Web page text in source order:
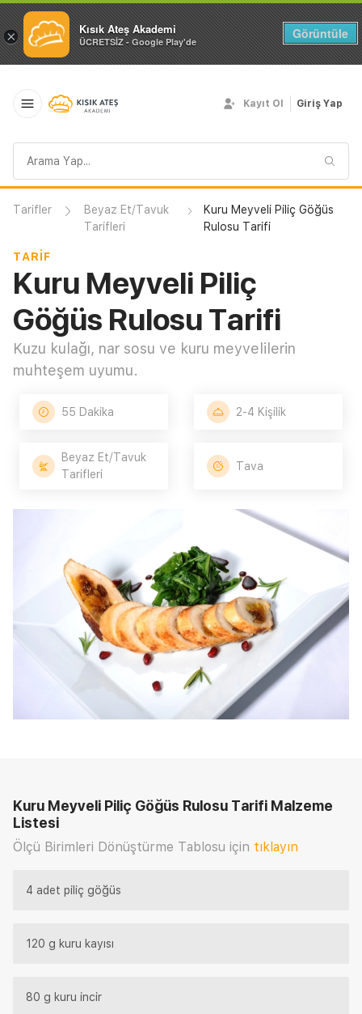
× Kısık Ateş Akademi
ÜCRETSİZ - Google Play'de
Görüntüle
sorgusu
Kayıt Ol Giriş Yap
Tarifler
Beyaz Et/Tavuk
Tarifleri
Kuru Meyveli Piliç Göğüs
Rulosu Tarifi
TARIF
Kuru Meyveli Piliç
Göğüs Rulosu Tarifi
Kuzu kulağı, nar sosu ve kuru meyvelilerin
muhteşem uyumu.
55 Dakika 2-4 Kişilik
Beyaz Et/Tavuk
Tarifleri
Tava
Kuru Meyveli Piliç Göğüs Rulosu Tarifi Malzeme
Listesi
Ölçü Birimleri Dönüştürme Tablosu için tıklayın
4 adet piliç göğüs
120 g kuru kayısı
80 g kuru incir